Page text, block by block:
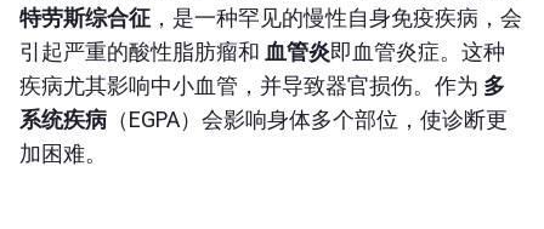
特劳斯综合征 ，是一种罕见的慢性自身免疫疾病，会
引起严重的酸性脂肪瘤和 血管炎即血管炎症。这种
疾病尤其影响中小血管，并导致器官损伤。作为 多
系统疾病 （EGPA）会影响身体多个部位，使诊断更
加困难。